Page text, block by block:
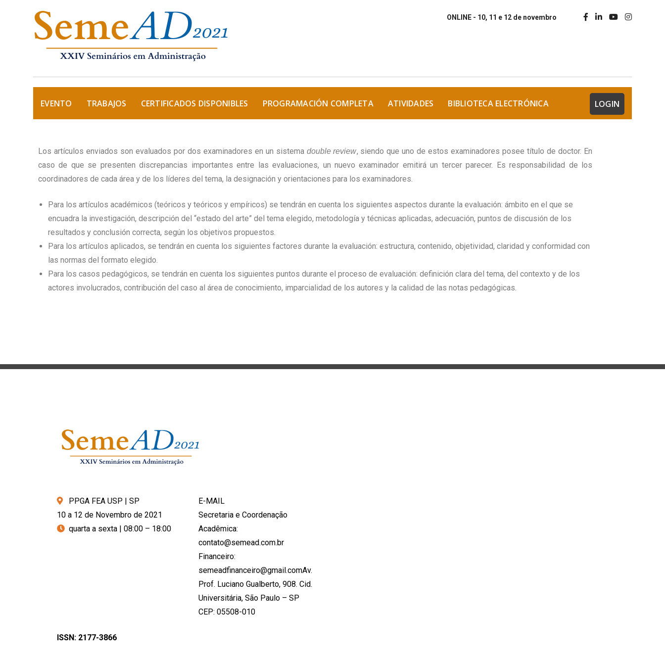
ONLINE - 10, 11 e 12 de novembro
EVENTO TRABAJOS CERTIFICADOS DISPONIBLES PROGRAMACIÓN COMPLETA ATIVIDADES BIBLIOTECA ELECTRÓNICA LOGIN
Los artículos enviados son evaluados por dos examinadores en un sistema double review, siendo que uno de estos examinadores posee título de doctor. En
caso de que se presenten discrepancias importantes entre las evaluaciones, un nuevo examinador emitirá un tercer parecer. Es responsabilidad de los
coordinadores de cada área y de los líderes del tema, la designación y orientaciones para los examinadores.
Para los artículos académicos (teóricos y teóricos y empíricos) se tendrán en cuenta los siguientes aspectos durante la evaluación: ámbito en el que se
encuadra la investigación, descripción del “estado del arte” del tema elegido, metodología y técnicas aplicadas, adecuación, puntos de discusión de los
resultados y conclusión correcta, según los objetivos propuestos.
Para los artículos aplicados, se tendrán en cuenta los siguientes factores durante la evaluación: estructura, contenido, objetividad, claridad y conformidad con
las normas del formato elegido.
Para los casos pedagógicos, se tendrán en cuenta los siguientes puntos durante el proceso de evaluación: definición clara del tema, del contexto y de los
actores involucrados, contribución del caso al área de conocimiento, imparcialidad de los autores y la calidad de las notas pedagógicas.
PPGA FEA USP | SP
10 a 12 de Novembro de 2021
quarta a sexta | 08:00 – 18:00
E-MAIL
Secretaria e Coordenação
Acadêmica:
contato@semead.com.br
Financeiro:
semeadfinanceiro@gmail.comAv.
Prof. Luciano Gualberto, 908. Cid.
Universitária, São Paulo – SP
CEP: 05508-010
ISSN: 2177-3866